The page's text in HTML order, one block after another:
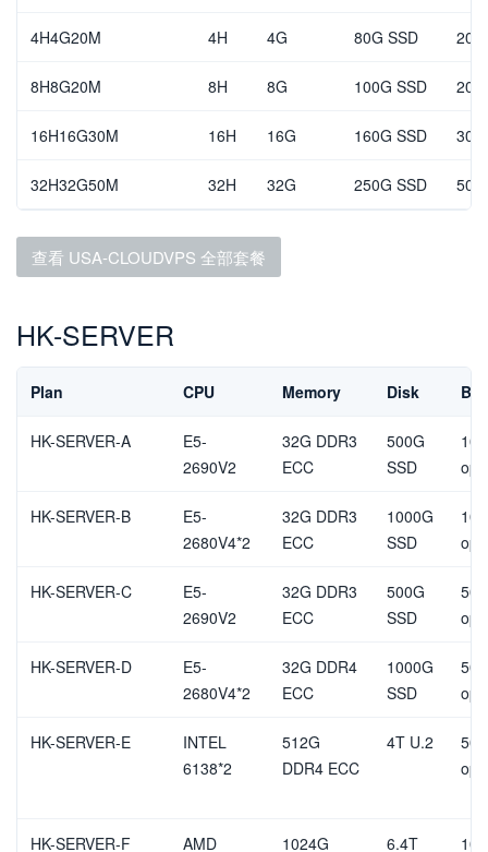
4H4G20M 4H 4G 80G SSD
8H8G20M 8H 8G 100G SSD
16H16G30M 16H 16G 160G SSD
32H32G50M 32H 32G 250G SSD
查看 USA-CLOUDVPS 全部套餐
HK-SERVER
Plan CPU Memory Disk
HK-SERVER-A
E5-
2690V2
32G DDR3
ECC
500G
SSD
HK-SERVER-B
E5-
2680V4*2
32G DDR3
ECC
1000G
SSD
HK-SERVER-C
E5-
2690V2
32G DDR3
ECC
500G
SSD
HK-SERVER-D
E5-
2680V4*2
32G DDR4
ECC
1000G
SSD
HK-SERVER-E
INTEL
6138*2
512G
DDR4 ECC
4T U.2
HK-SERVER-F
AMD
1024G
6.4T